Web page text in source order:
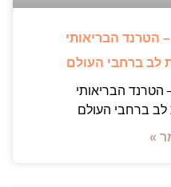
הטרנד הבריאותי
לב ברחבי העולם
הטרנד הבריאותי
ברחבי העולם
»